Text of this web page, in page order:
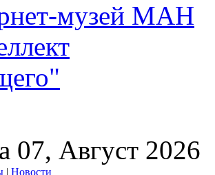
музей МАН
07, Август 2026
| Новости